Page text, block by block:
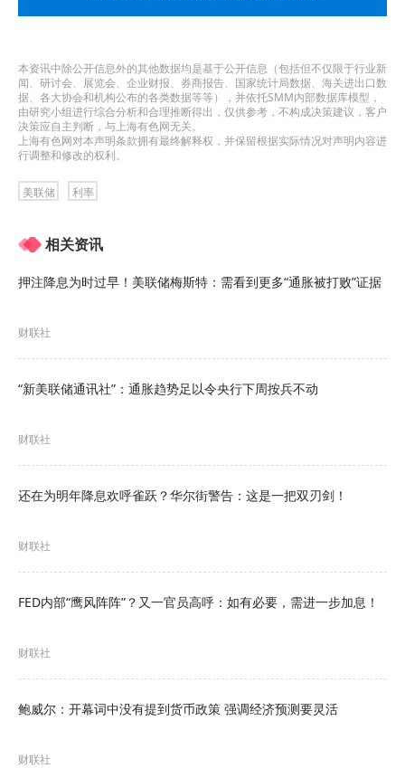
降息的沃什在6月上任时将面临极为严峻的政策考
三十年来最大分歧重挫降息预期
在此次会议上，美联储决定将联邦基金利率目标区
间维持在3.5%至3.75%。然而，决策委员会
（FOMC）的罕见分歧成为市场关注的核心。
理事Stephen Miran投票支持直接降息，
Logan虽支持维持利率现状，但强烈反对声明中暗
示降息可能是下一步行动的措辞。
的担忧。鲍威尔在会后的新闻发布会上承认，委员
会对声明措辞的辩论非常激烈，倾向于使用更中立
语言的阵营自上次会议以来已显著扩大。
投资者迅速对美联储鹰派声音的增强做出反应。根
据Morningstar的数据，市场对今年降息的概率预
期在周三从前一天的18%暴跌至仅3%。
称，如果通胀形成自我强化，美联储可能不得不完
本资讯中除公开信息外的其他数据均是基于公开信息（包括但不仅限于行业新
闻、研讨会、展览会、企业财报、券商报告、国家统计局数据、海关进出口数
据、各大协会和机构公布的各类数据等等），并依托SMM内部数据库模型，
由研究小组进行综合分析和合理推断得出，仅供参考，不构成决策建议，客户
决策应自主判断，与上海有色网无关。
上海有色网对本声明条款拥有最终解释权，并保留根据实际情况对声明内容进
行调整和修改的权利。
美联储 利率
相关资讯
押注降息为时过早！美联储梅斯特：需看到更多“通胀被打败”证据
财联社
“新美联储通讯社”：通胀趋势足以令央行下周按兵不动
财联社
还在为明年降息欢呼雀跃？华尔街警告：这是一把双刃剑！
财联社
FED内部“鹰风阵阵”？又一官员高呼：如有必要，需进一步加息！
财联社
鲍威尔：开幕词中没有提到货币政策 强调经济预测要灵活
财联社